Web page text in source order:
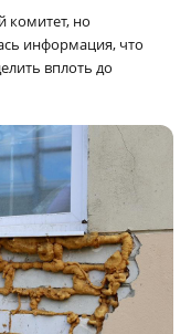
комитет, но
информация, что
вплоть до